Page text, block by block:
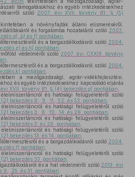
támogatásokhoz és egyéb intézkedésekhez
szóló 2007. évi XVII. törvény 81. § (5)
a növényfajták állami elismeréséről,
és forgalomba hozataláról szóló 2003.
a), b) és f) pontjában
és a borgazdálkodásról szóló 2004.
e) és h) pontjában
védelméről szóló 2007. évi CXXIX. törvény
és a borgazdálkodásról szóló 2004.
k) pontjában
a mezőgazdasági, agrár-vidékfejlesztési,
és egyéb intézkedésekhez kapcsolódó eljárás
XVII. törvény 81. § (4) bekezdés a) pontjában
és hatósági felügyeletéről szóló
bekezdés 8., 9., 11., 52. és 53. pontjában
és hatósági felügyeletéről szóló
bekezdés 3., 8., 10., 14. és 26. pontjában
és hatósági felügyeletéről szóló
bekezdés 3. és 26. pontjában
és hatósági felügyeletéről szóló
bekezdés 13. és 14. pontjában
és a borgazdálkodásról szóló 2004.
f) pontjában
és hatósági felügyeletéről szóló
bekezdés 33. pontjában
és a hal védelméről szóló 2013. évi
9., 25. és 31. pontjában